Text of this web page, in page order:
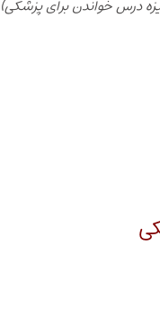
درس خواندن برای پزشکی)